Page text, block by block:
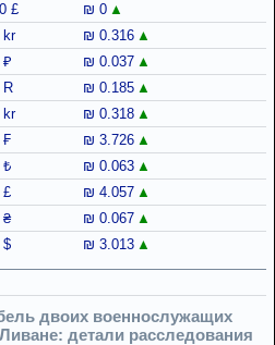
£
₪ 0
kr
₪ 0.316
₽
₪ 0.037
R
₪ 0.185
kr
₪ 0.318
₣
₪ 3.726
₺
₪ 0.063
£
₪ 4.057
₴
₪ 0.067
$ ₪ 3.013
двоих военнослужащих
детали расследования